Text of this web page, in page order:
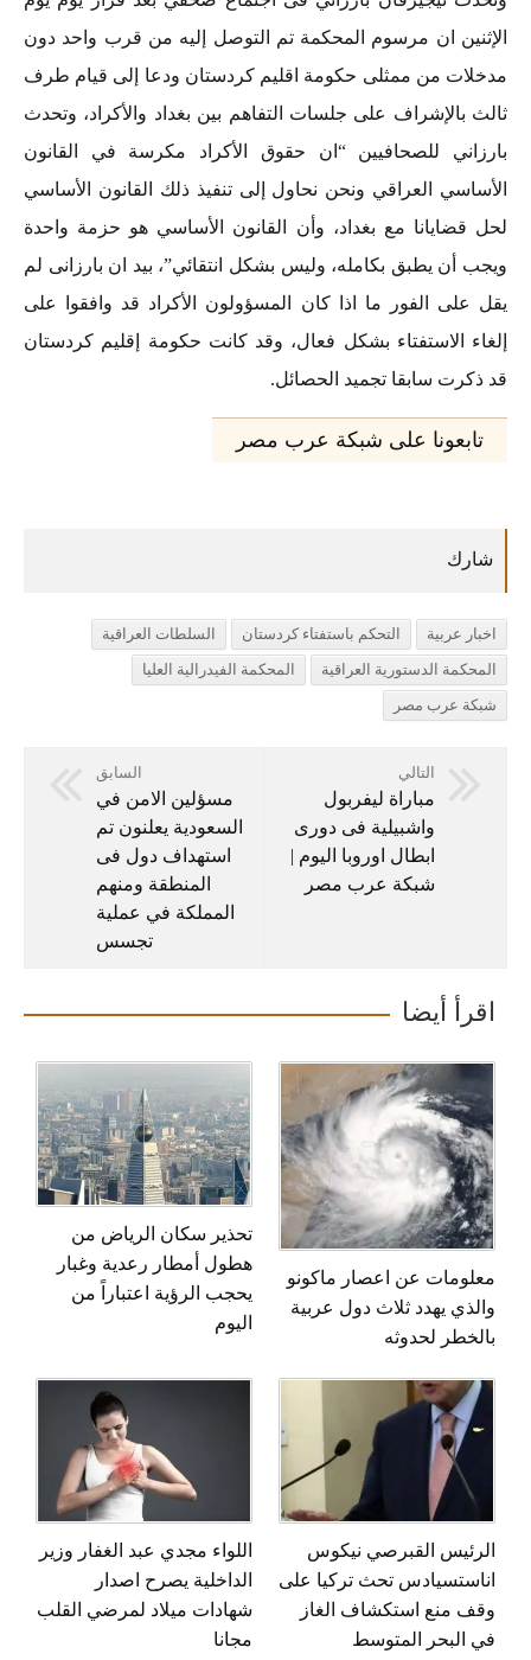
الإثنين ان مرسوم المحكمة تم التوصل إليه من قرب واحد دون
مدخلات من ممثلى حكومة اقليم كردستان ودعا إلى قيام طرف
ثالث بالإشراف على جلسات التفاهم بين بغداد والأكراد، وتحدث
بارزاني للصحافيين “ان حقوق الأكراد مكرسة في القانون
الأساسي العراقي ونحن نحاول إلى تنفيذ ذلك القانون الأساسي
لحل قضايانا مع بغداد، وأن القانون الأساسي هو حزمة واحدة
ويجب أن يطبق بكامله، وليس بشكل انتقائي”، بيد ان بارزانى لم
يقل على الفور ما اذا كان المسؤولون الأكراد قد وافقوا على
إلغاء الاستفتاء بشكل فعال، وقد كانت حكومة إقليم كردستان
قد ذكرت سابقا تجميد الحصائل.
تابعونا على شبكة عرب مصر
اخبار عربية التحكم باستفتاء كردستان
السلطات العراقية
المحكمة الدستورية العراقية
المحكمة الفيدرالية العليا
شبكة عرب مصر
التالي
مباراة ليفربول
واشبيلية فى دورى
ابطال اوروبا اليوم |
شبكة عرب مصر
السابق
مسؤلين الامن في
السعودية يعلنون تم
استهداف دول فى
المنطقة ومنهم
المملكة في عملية
تجسس
اقرأ أيضا
معلومات عن اعصار ماكونو
والذي يهدد ثلاث دول عربية
بالخطر لحدوثه
تحذير سكان الرياض من
هطول أمطار رعدية وغبار
يحجب الرؤية اعتباراً من
اليوم
الرئيس القبرصي نيكوس
اناستسيادس تحث تركيا على
وقف منع استكشاف الغاز
في البحر المتوسط
اللواء مجدي عبد الغفار وزير
الداخلية يصرح اصدار
شهادات ميلاد لمرضي القلب
مجانا